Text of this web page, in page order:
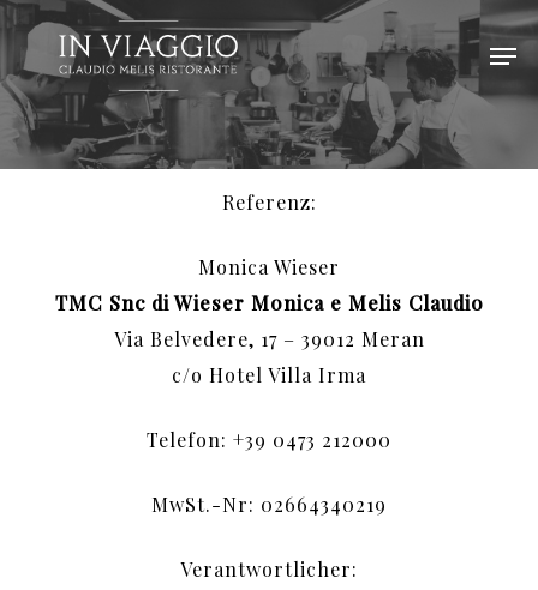
Skip
main
content
Referenz:
Monica Wieser
TMC Snc di Wieser Monica e Melis Claudio
Via Belvedere, 17 – 39012 Meran
c/o Hotel Villa Irma
Telefon: +39 0473 212000
MwSt.-Nr: 02664340219
Verantwortlicher: